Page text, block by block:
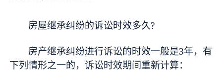
房屋继承纠纷的诉讼时效多久?
房产继承纠纷进行诉讼的时效一般是3年，有
下列情形之一的，诉讼时效期间重新计算：